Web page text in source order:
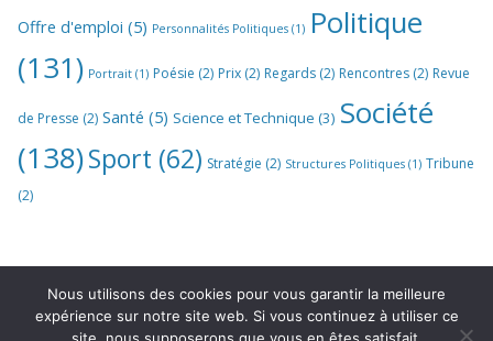
Offre d'emploi (5) Personnalités Politiques (1) Politique
(131) Portrait (1) Poésie (2) Prix (2) Regards (2) Rencontres (2) Revue
de Presse (2) Santé (5) Science et Technique (3) Société
(138)Sport (62) Stratégie (2) Structures Politiques (1) Tribune
(2)
Nous utilisons des cookies pour vous garantir la meilleure
expérience sur notre site web. Si vous continuez à utiliser ce